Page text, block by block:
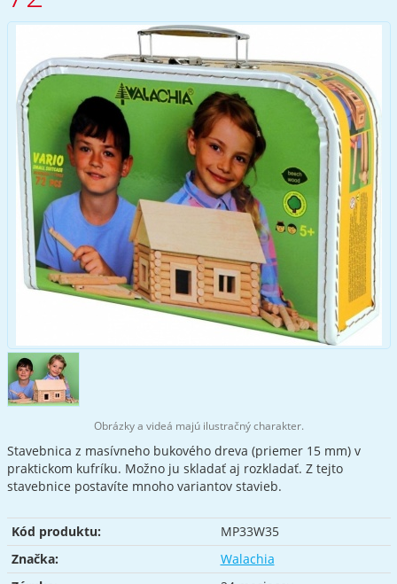
Obrázky a videá majú ilustračný charakter.
Stavebnica z masívneho bukového dreva (priemer 15 mm) v
praktickom kufríku. Možno ju skladať aj rozkladať. Z tejto
stavebnice postavíte mnoho variantov stavieb.
Kód produktu:
MP33W35
Značka:
Walachia